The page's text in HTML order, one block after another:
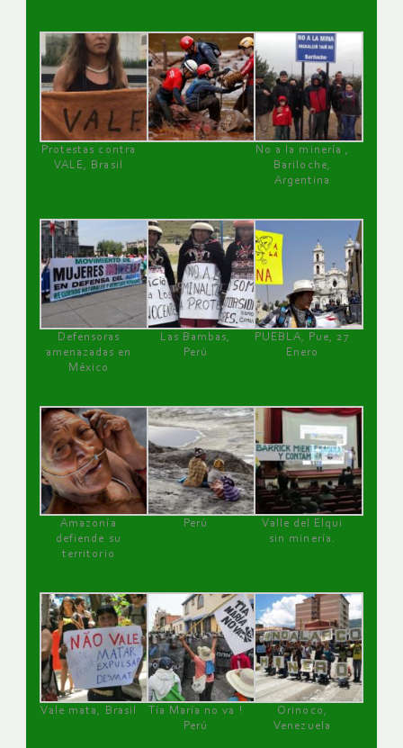
Protestas contra
VALE, Brasil
No a la minería ,
Bariloche,
Argentina
Defensoras
amenazadas en
México
Las Bambas,
Perú
PUEBLA, Pue, 27
Enero
Amazonía
defiende su
territorio
Perú
Valle del Elqui
sin minería.
Vale mata, Brasil
Tía María no va !
Perú
Orinoco,
Venezuela